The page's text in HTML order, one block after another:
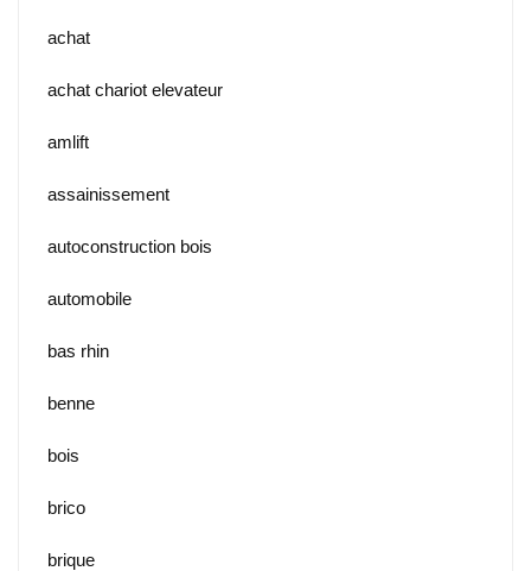
achat
achat chariot elevateur
amlift
assainissement
autoconstruction bois
automobile
bas rhin
benne
bois
brico
brique